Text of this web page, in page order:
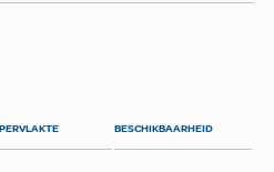
BESCHIKBAARHEID